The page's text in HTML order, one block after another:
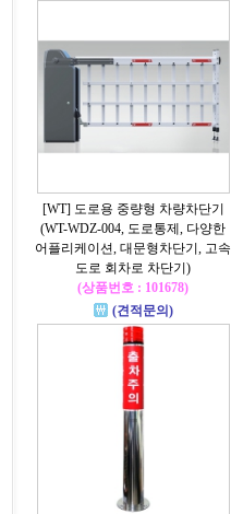
[WT] 도로용 중량형 차량차단기
(WT-WDZ-004, 도로통제, 다양한
어플리케이션, 대문형차단기, 고속
도로 회차로 차단기)
(상품번호 : 101678)
(견적문의)